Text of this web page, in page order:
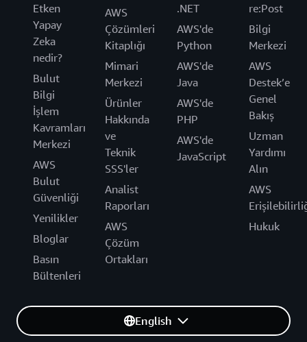
Etken
Yapay
Zeka
nedir?
Bulut
Bilgi
İşlem
Kavramları
Merkezi
AWS
Bulut
Güvenliği
Yenilikler
Bloglar
Basın
Bültenleri
AWS
Çözümleri
Kitaplığı
Mimari
Merkezi
Ürünler
Hakkında
ve
Teknik
SSS'ler
Analist
Raporları
AWS
Çözüm
Ortakları
.NET
AWS'de
Python
AWS'de
Java
AWS'de
PHP
AWS'de
JavaScript
re:Post
Bilgi
Merkezi
AWS
Destek’e
Genel
Bakış
Uzman
Yardımı
Alın
AWS
Hukuk
English